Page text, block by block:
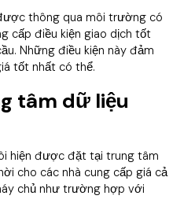
thông qua môi trường có
cấp điều kiện giao dịch tốt
Những điều kiện này đảm
tốt nhất có thể.
tâm dữ liệu
hiện được đặt tại trung tâm
cho các nhà cung cấp giá cả
chủ như trường hợp với